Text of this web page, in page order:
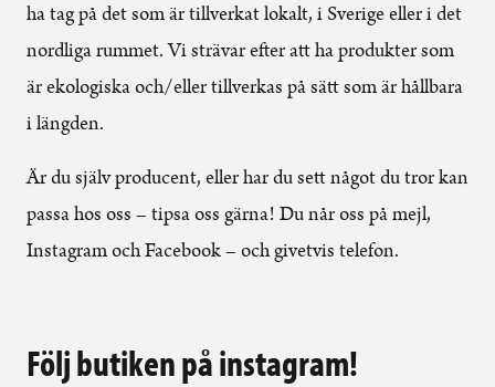
ha tag på det som är tillverkat lokalt, i Sverige eller i det
nordliga rummet. Vi strävar efter att ha produkter som
är ekologiska och/eller tillverkas på sätt som är hållbara
i längden.
Är du själv producent, eller har du sett något du tror kan
passa hos oss – tipsa oss gärna! Du når oss på mejl,
Instagram och Facebook – och givetvis telefon.
Följ butiken på instagram!